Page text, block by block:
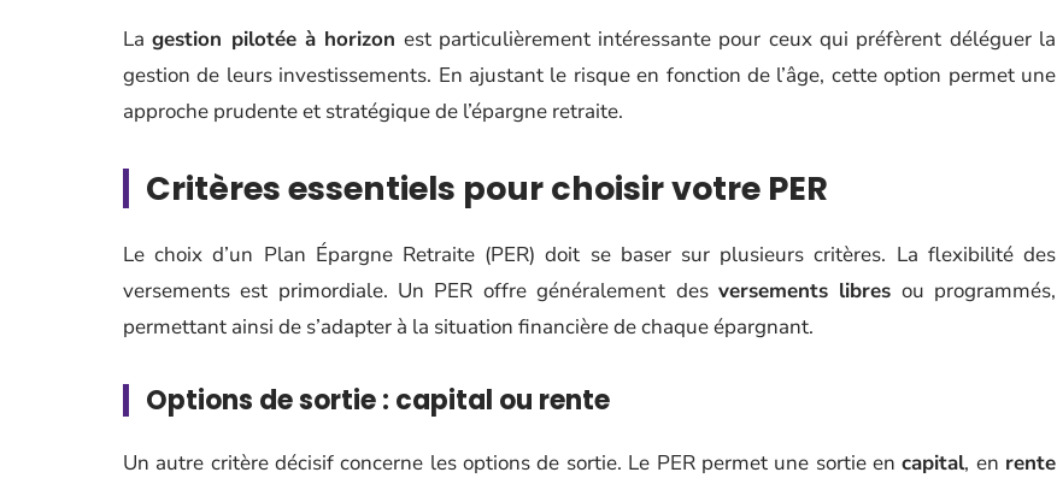
Lagestion pilotée à horizon est particulièrement intéressante pour ceux qui préfèrent déléguer la
gestion de leurs investissements. En ajustant le risque en fonction de l’âge, cette option permet une
approche prudente et stratégique de l’épargne retraite.
Critères essentiels pour choisir votre PER
Le choix d’un Plan Épargne Retraite (PER) doit se baser sur plusieurs critères. La flexibilité des
versements est primordiale. Un PER offre généralement des versements libres ou programmés,
permettant ainsi de s’adapter à la situation financière de chaque épargnant.
Options de sortie : capital ou rente
Un autre critère décisif concerne les options de sortie. Le PER permet une sortie encapital, en rente